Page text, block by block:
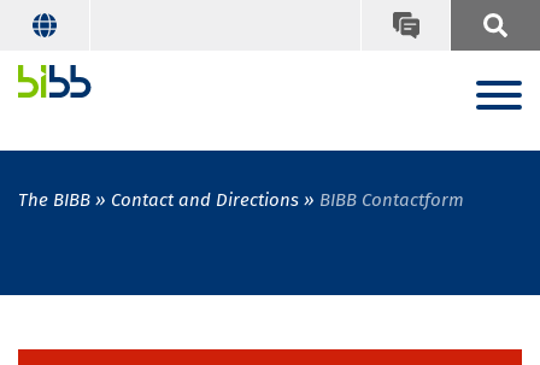
The BIBB Contact and Directions BIBB Contactform